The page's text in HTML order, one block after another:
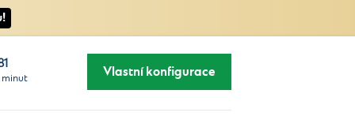
Vlastní konfigurace